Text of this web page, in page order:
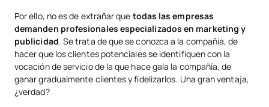
Por ello, no es de extrañar que todas las empresas
demanden profesionales especializados en marketing y
publicidad. Se trata de que se conozca a la compañía, de
hacer que los clientes potenciales se identifiquen con la
vocación de servicio de la que hace gala la compañía, de
ganar gradualmente clientes y fidelizarlos. Una gran ventaja,
¿verdad?